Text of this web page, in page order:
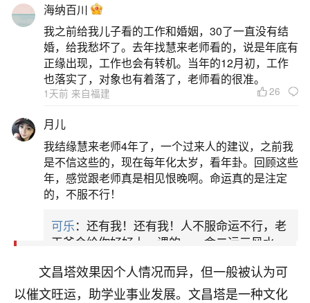
位稳定的功效。5、文昌塔还能化解屋宅内横梁和镇
宅之作用。四、什么是文昌位？文昌是指支配文人
命运的叫做“文曲星”的星。屋宅大门的方位不
二、什么是文昌塔,为什么很多家长都要请文昌
塔
文昌塔有助于读书和功名事业。文昌塔有七
层，九层，最大的有十三层，层数越多，高度越
高，催文，催。
三、文昌塔效果怎么样
文昌塔效果因个人情况而异，但一般被认为可
以催文旺运，助学业事业发展。文昌塔是一种文化
海纳百川
我之前给我儿子看的工作和婚姻，30了一直没有结
婚，给我愁坏了。去年找慧来老师看的，说是年底有
正缘出现，工作也会有转机。当年的12月初，工作
也落实了，对象也有着落了，老师看的很准。
1天前 来自福建 26
月儿
我结缘慧来老师4年了，一个过来人的建议，之前我
是不信这些的，现在每年化太岁，看年卦。回顾这些
年，感觉跟老师真是相见恨晚啊。命运真的是注定
的，不服不行！
可乐：还有我！还有我！人不服命运不行，老
天爷会给你好好上一课的。一命二运三风水，
平安是福：我也是每年找老师化太岁，看年
卦，认识老师3年了，都是缘分啊！